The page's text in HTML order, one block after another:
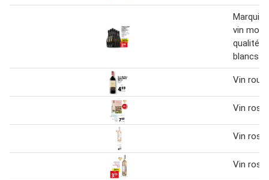
Marquis
vin
qualité
blancs
Vin
Vin rosé
Vin rosé
Vin rosé